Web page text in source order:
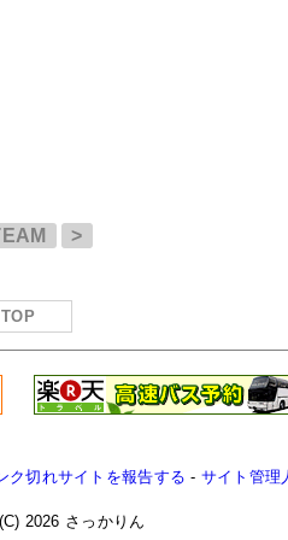
>
TOP
ク切れサイトを報告する - サイト管理
2026 さっかりん